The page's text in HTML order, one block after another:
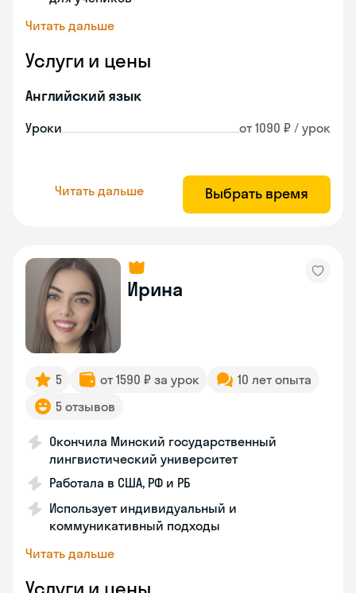
Читать дальше
Услуги и цены
Английский язык
Уроки от 1090 ₽ / урок
Читать дальше Выбрать время
Ирина
5 от 1590 ₽ за урок
10 лет опыта
5 отзывов
Окончила Минский государственный
лингвистический университет
Работала в США, РФ и РБ
Использует индивидуальный и
коммуникативный подходы
Читать дальше
Услуги и цены